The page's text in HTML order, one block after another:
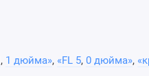
, 1 дюйма», «FL 5, 0 дюйма»,